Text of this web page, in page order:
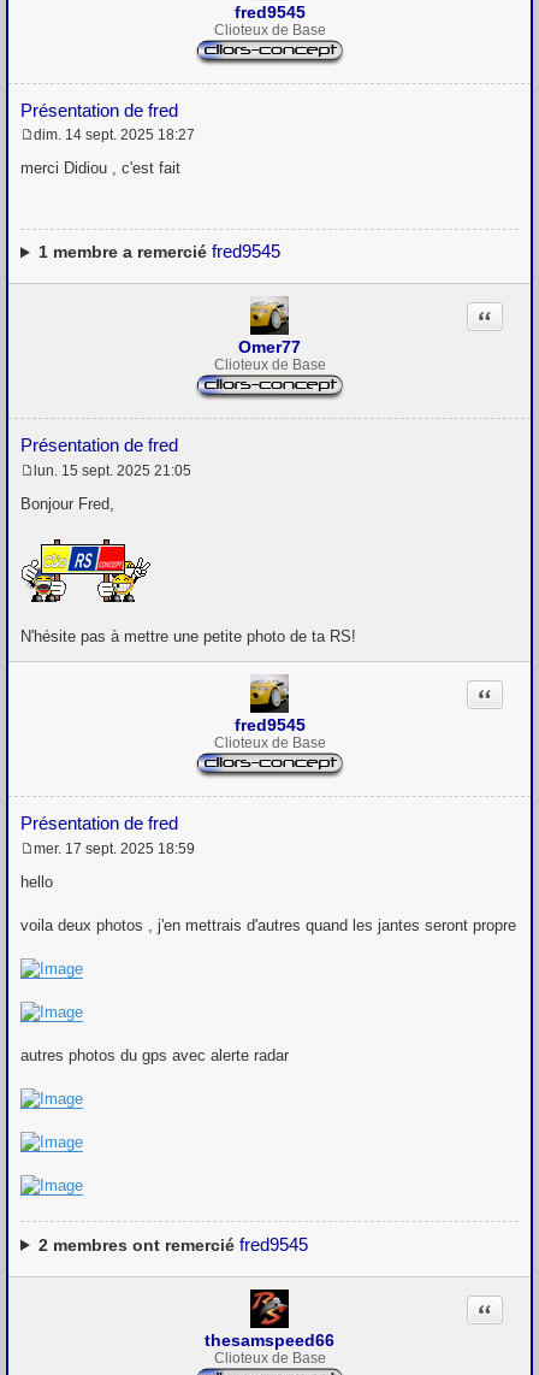
fred9545
Clioteux de Base
Présentation de fred
e
g
e
dim. 14 sept. 2025 18:27
merci Didiou , c'est fait
1membre a remercié fred9545
Omer77
Clioteux de Base
Présentation de fred
Citation
e
g
e
lun. 15 sept. 2025 21:05
Bonjour Fred,
N'hésite pas à mettre une petite photo de ta RS!
fred9545
Clioteux de Base
Présentation de fred
Citation
e
a
e
mer. 17 sept. 2025 18:59
hello
voila deux photos , j'en mettrais d'autres quand les jantes seront propre
autres photos du gps avec alerte radar
2membres ont remercié fred9545
thesamspeed66
Clioteux de Base
Citation